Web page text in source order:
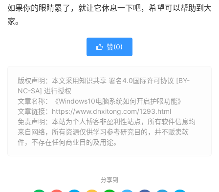
如果你的眼睛累了，就让它休息一下吧，希望可以帮助到大
家。
 赞(0)
版权声明：本文采用知识共享 署名4.0国际许可协议 [BY-
NC-SA] 进行授权
文章名称：《Windows10电脑系统如何开启护眼功能》
文章链接： https://www.dnxitong.com/1293.html
免责声明：本站为个人博客非盈利性站点，所有软件信息均
来自网络，所有资源仅供学习参考研究目的，并不贩卖软
件，不存在任何商业目的及用途。
分享到